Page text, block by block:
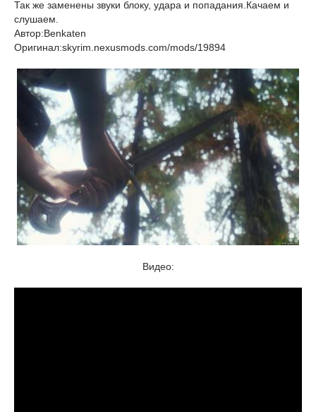
Так же заменены звуки блоку, удара и попадания.Качаем и
слушаем.
Автор:Benkaten
Оригинал:skyrim.nexusmods.com/mods/19894
Видео: